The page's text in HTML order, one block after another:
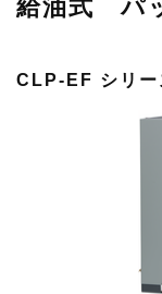
給油式 パ
CLP-EF シリー